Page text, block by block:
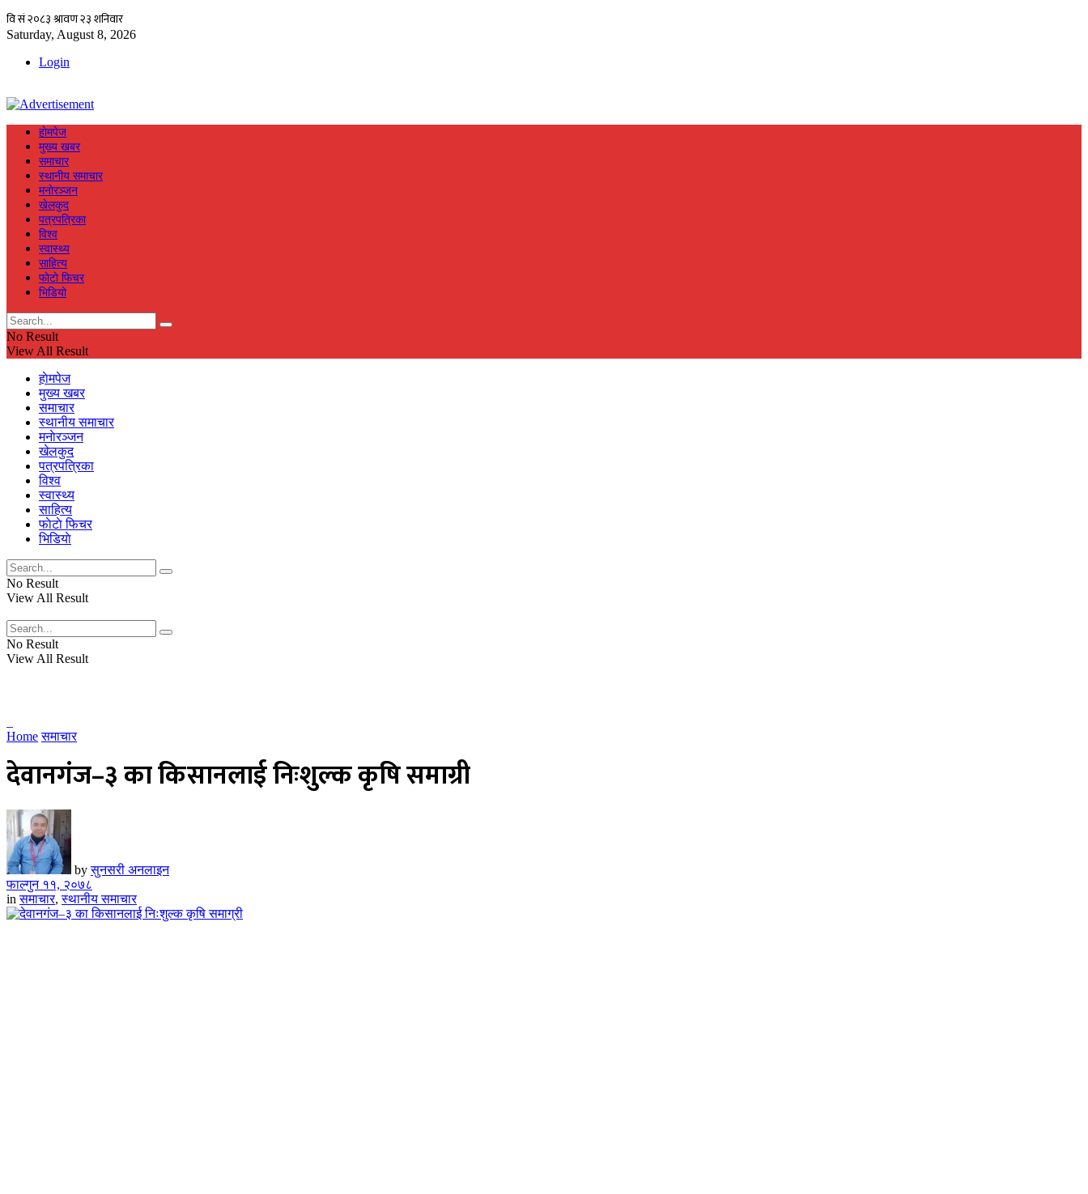
Saturday, August 8, 2026
Login
हाेमपेज
मुख्य खबर
समाचार
स्थानीय समाचार
मनाेरञ्जन
खेलकुद
पत्रपत्रिका
विश्व
स्वास्थ्य
साहित्य
फाेटाे फिचर
भिडियाे
No Result
View All Result
हाेमपेज
मुख्य खबर
समाचार
स्थानीय समाचार
मनाेरञ्जन
खेलकुद
पत्रपत्रिका
विश्व
स्वास्थ्य
साहित्य
फाेटाे फिचर
भिडियाे
No Result
View All Result
No Result
View All Result
Home समाचार
देवानगंज–३ का किसानलाई निःशुल्क कृषि समाग्री
by सुनसरी अनलाइन
फाल्गुन ११, २०७८
in समाचार,स्थानीय समाचार